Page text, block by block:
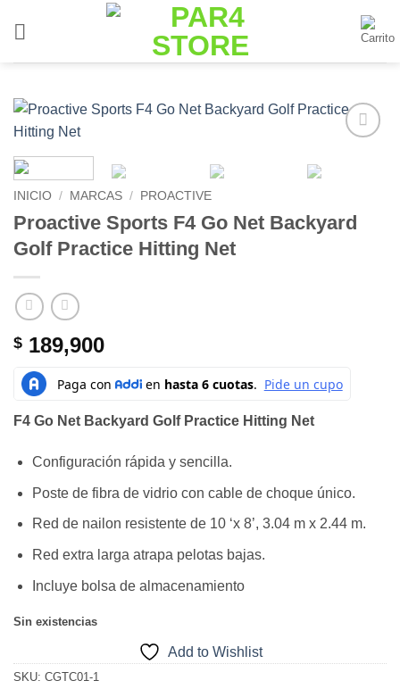
INICIO / MARCAS / PROACTIVE
Proactive Sports F4 Go Net Backyard
Golf Practice Hitting Net
$ 189,900
F4 Go Net Backyard Golf Practice Hitting Net
Configuración rápida y sencilla.
Poste de fibra de vidrio con cable de choque único.
Red de nailon resistente de 10 ‘x 8’, 3.04 m x 2.44 m.
Red extra larga atrapa pelotas bajas.
Incluye bolsa de almacenamiento
Sin existencias
Add to Wishlist
SKU: CGTC01-1